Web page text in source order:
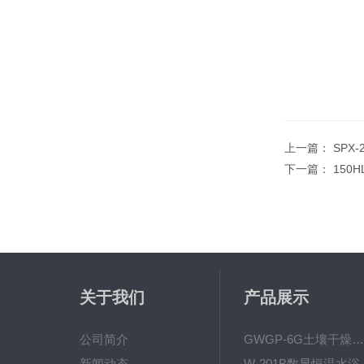
上一篇： SPX-
下一篇：
关于我们
公司简介
产品展示
GWGP-6G土壤干燥柜-干燥箱/干燥机